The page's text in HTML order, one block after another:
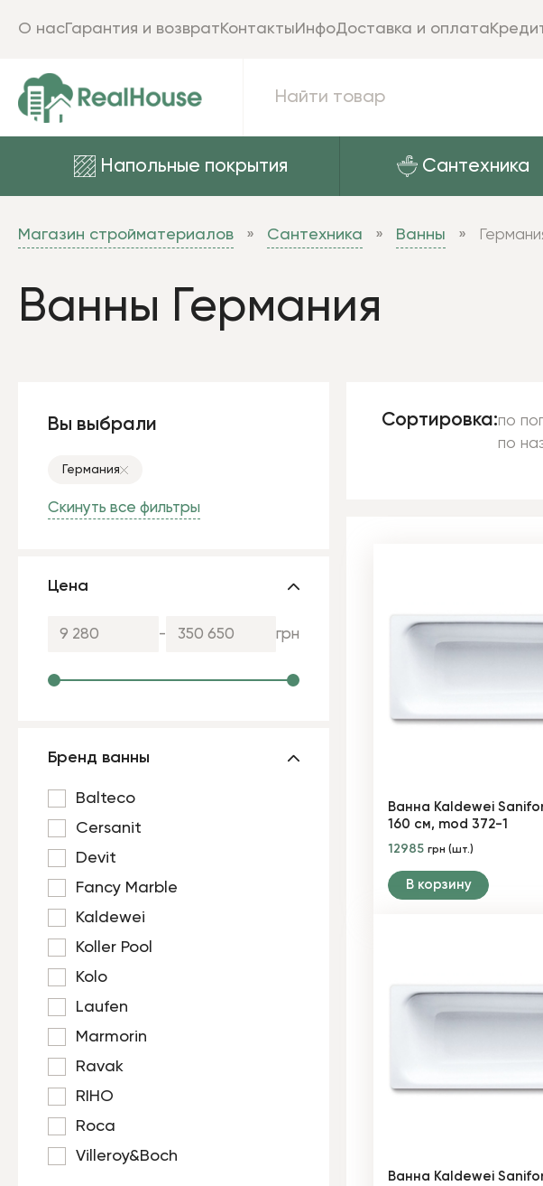
Напольные покрытия Сантехника
О насГарантия и возвратКонтактыИнфоДоставка и оплата
Магазин стройматериалов Сантехника Ванны
Ванны Германия
Вы выбрали
Германия
Скинуть все фильтры
Цена
- грн
Бренд ванны
Balteco
Cersanit
Devit
Fancy Marble
Kaldewei
Koller Pool
Kolo
Laufen
Marmorin
Ravak
RIHO
Roca
Villeroy&Boch
Сортировка:по
по
Ванна Kaldewei
160 см, mod 372-1
12985 грн (шт.)
В корзину
Ванна Kaldewei